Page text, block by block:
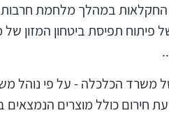
החקלאות במהלך מלחמת
יעד של פיתוח תפיסת ביטחון
חירום כולל מוצרים